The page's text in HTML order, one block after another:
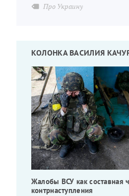
Про Украину
КОЛОНКА ВАСИЛИЯ
Жалобы ВСУ как составная
контрнаступления